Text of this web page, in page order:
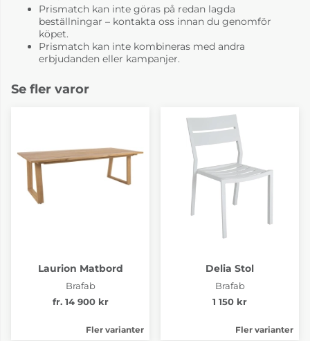
Prismatch kan inte göras på redan lagda
beställningar – kontakta oss innan du genomför
köpet.
Prismatch kan inte kombineras med andra
erbjudanden eller kampanjer.
Se fler varor
Laurion Matbord
Brafab
fr. 14 900 kr
Fler varianter
Delia Stol
Brafab
1 150 kr
Fler varianter